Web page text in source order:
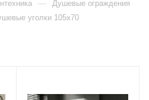
— Душевые ограждения
уголки 105x70